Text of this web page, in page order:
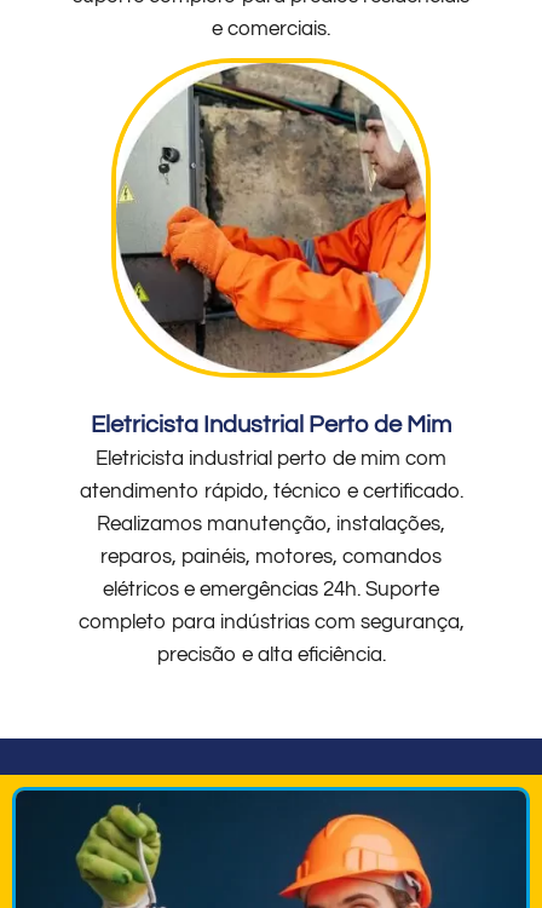
e comerciais.
Eletricista Industrial Perto de Mim
Eletricista industrial perto de mim com
atendimento rápido, técnico e certificado.
Realizamos manutenção, instalações,
reparos, painéis, motores, comandos
elétricos e emergências 24h. Suporte
completo para indústrias com segurança,
precisão e alta eficiência.